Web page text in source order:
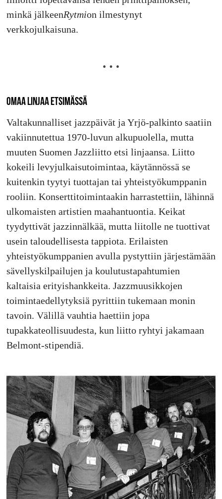
minkä jälkeenRytmion ilmestynyt
verkkojulkaisuna.
OMAA LINJAA ETSIMÄSSÄ
Valtakunnalliset jazzpäivät ja Yrjö-palkinto saatiin
vakiinnutettua 1970-luvun alkupuolella, mutta
muuten Suomen Jazzliitto etsi linjaansa. Liitto
kokeili levyjulkaisutoimintaa, käytännössä se
kuitenkin tyytyi tuottajan tai yhteistyökumppanin
rooliin. Konserttitoimintaakin harrastettiin, lähinnä
ulkomaisten artistien maahantuontia. Keikat
tyydyttivät jazzinnälkää, mutta liitolle ne tuottivat
usein taloudellisesta tappiota. Erilaisten
yhteistyökumppanien avulla pystyttiin järjestämään
sävellyskilpailujen ja koulutustapahtumien
kaltaisia erityishankkeita. Jazzmuusikkojen
toimintaedellytyksiä pyrittiin tukemaan monin
tavoin. Välillä vauhtia haettiin jopa
tupakkateollisuudesta, kun liitto ryhtyi jakamaan
Belmont-stipendiä.